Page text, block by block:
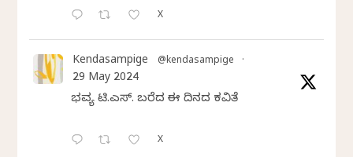
X
Kendasampige @kendasampige ·
29 May 2024
ಭವ್ಯ ಟಿ.ಎಸ್. ಬರೆದ ಈ ದಿನದ ಕವಿತೆ
X